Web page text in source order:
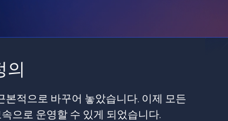
의
적으로 바꾸어 놓았습니다. 이제 모든
으로 운영할 수 있게 되었습니다.